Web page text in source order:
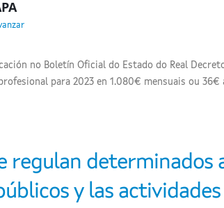
no Boletín Oficial do Estado do Real
para 2023 en 1.080€ mensuais ou 36€
regulan determinados
y las